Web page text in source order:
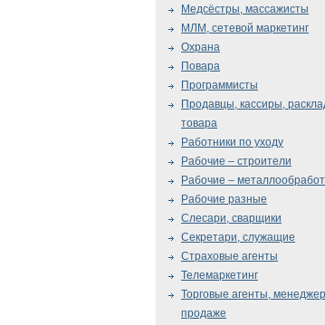
Медсёстры, массажисты
МЛМ, сетевой маркетинг
Охрана
Повара
Программисты
Продавцы, кассиры,
товара
Работники по уходу
Рабочие – строители
Рабочие –
Рабочие разные
Слесари, сварщики
Секретари, служащие
Страховые агенты
Телемаркетинг
Торговые агенты,
продаже